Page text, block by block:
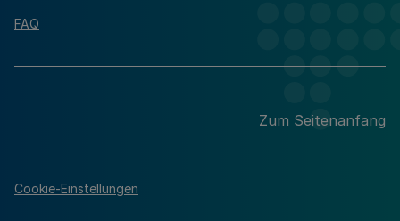
FAQ
Zum Seitenanfang
Cookie-Einstellungen